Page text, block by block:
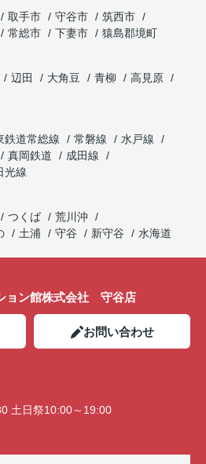
取手市 守谷市
筑西市
常総市 下妻市
猿島郡境町
辺田 大角豆 青柳
高見原
鉄道常総線 常磐線
水戸線
真岡鉄道
成田線
光線
つくば
荒川沖
土浦 守谷 新守谷 水海道
ョン館株式会社 守谷店
お問い合わせ
土日祭10:00～19:00